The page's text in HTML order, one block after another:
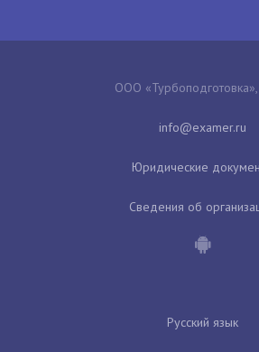
ООО
Юридические
Сведения об
Русский язык